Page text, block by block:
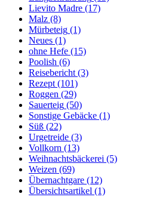
Lievito Madre (17)
Malz (8)
Mürbeteig (1)
Neues (1)
ohne Hefe (15)
Poolish (6)
Reisebericht (3)
Rezept (101)
Roggen (29)
Sauerteig (50)
Sonstige Gebäcke (1)
Süß (22)
Urgetreide (3)
Vollkorn (13)
Weihnachtsbäckerei (5)
Weizen (69)
Übernachtgare (12)
Übersichtsartikel (1)